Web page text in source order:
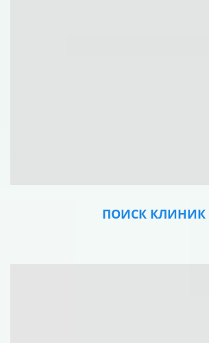
ПОИСК КЛИНИК